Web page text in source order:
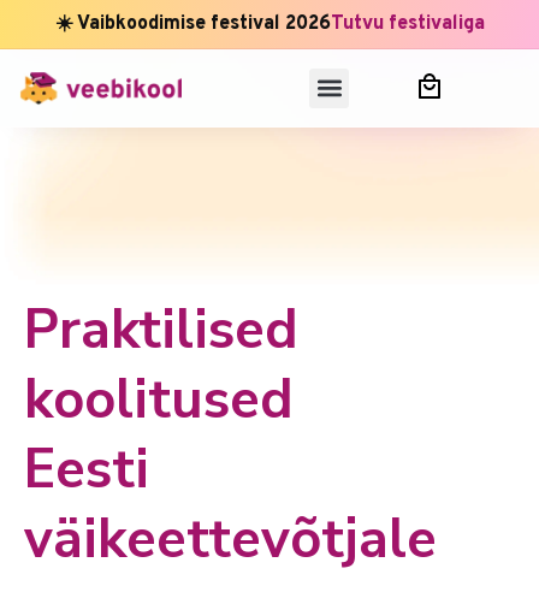
☀️ Vaibkoodimise festival 2026Tutvu festivaliga
Praktilised
koolitused
Eesti
väikeettevõtjale